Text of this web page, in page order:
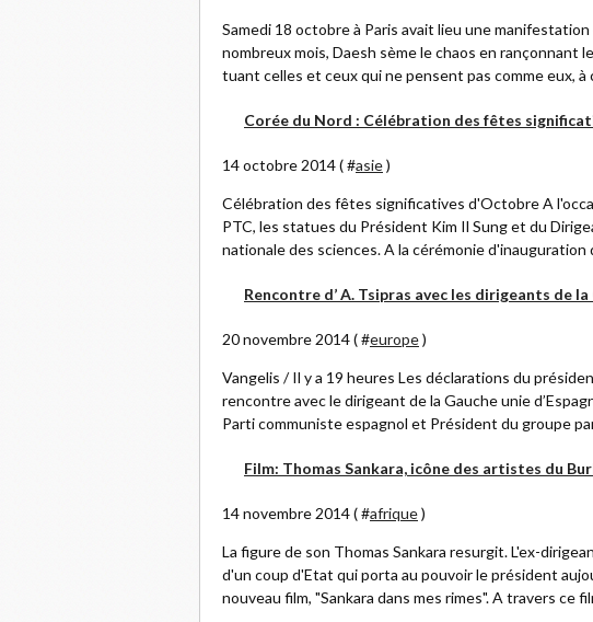
Samedi 18 octobre à Paris avait lieu une
nombreux mois, Daesh sème le chaos en rançonnant
tuant celles et ceux qui ne pensent pas comme eux, à
Corée du Nord : Célébration des fêtes
14 octobre 2014 ( #asie)
Célébration des fêtes significatives d'Octobre A
PTC, les statues du Président Kim Il Sung et du
nationale des sciences. A la cérémonie d'inauguration
Rencontre d’ A. Tsipras avec les dirigeants de la
20 novembre 2014 ( #europe)
Vangelis / Il y a 19 heures Les déclarations du
rencontre avec le dirigeant de la Gauche unie
Parti communiste espagnol et Président du groupe
Film: Thomas Sankara, icône des artistes du
14 novembre 2014 ( #afrique)
La figure de son Thomas Sankara resurgit. L'ex-
d'un coup d'Etat qui porta au pouvoir le président
nouveau film, "Sankara dans mes rimes". A travers ce